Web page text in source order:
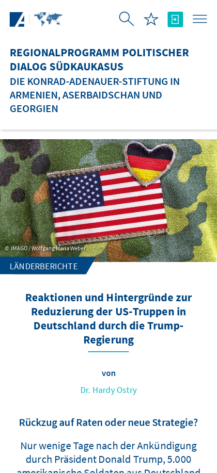
REGIONALPROGRAMM POLITISCHER
DIALOG SÜDKAUKASUS
DIE KONRAD-ADENAUER-STIFTUNG IN
ARMENIEN, ASERBAIDSCHAN UND
GEORGIEN
IMAGO / Wolfgang Maria Weber
LÄNDERBERICHTE
Reaktionen und Hintergründe zur
Reduzierung der US-Truppen in
Deutschland durch die Trump-
Regierung
von
Dr. Hardy Ostry
Rückzug auf Raten oder neue Strategie?
Nur wenige Tage nach der Ankündigung
durch Präsident Donald Trump, 5.000